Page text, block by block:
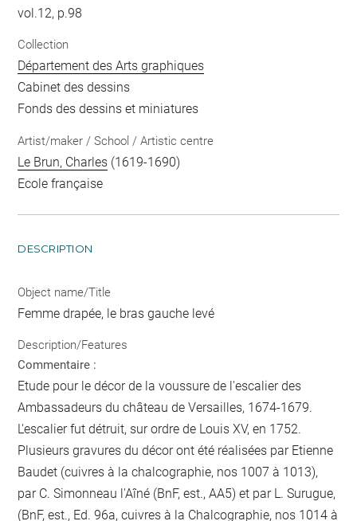
vol.12, p.98
Collection
Département des Arts graphiques
Cabinet des dessins
Fonds des dessins et miniatures
Artist/maker / School / Artistic centre
Le Brun, Charles (1619-1690)
Ecole française
DESCRIPTION
Object name/Title
Femme drapée, le bras gauche levé
Description/Features
Commentaire :
Etude pour le décor de la voussure de l'escalier des
Ambassadeurs du château de Versailles, 1674-1679.
L'escalier fut détruit, sur ordre de Louis XV, en 1752.
Plusieurs gravures du décor ont été réalisées par Etienne
Baudet (cuivres à la chalcographie, nos 1007 à 1013),
par C. Simonneau l'Aîné (BnF, est., AA5) et par L. Surugue,
(BnF, est., Ed. 96a, cuivres à la Chalcographie, nos 1014 à